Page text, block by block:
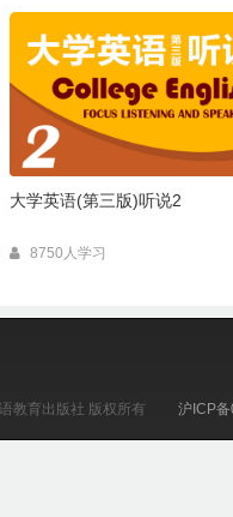
大学英语(第三版)听说2
8750人学习
教育出版社 版权所有 沪ICP